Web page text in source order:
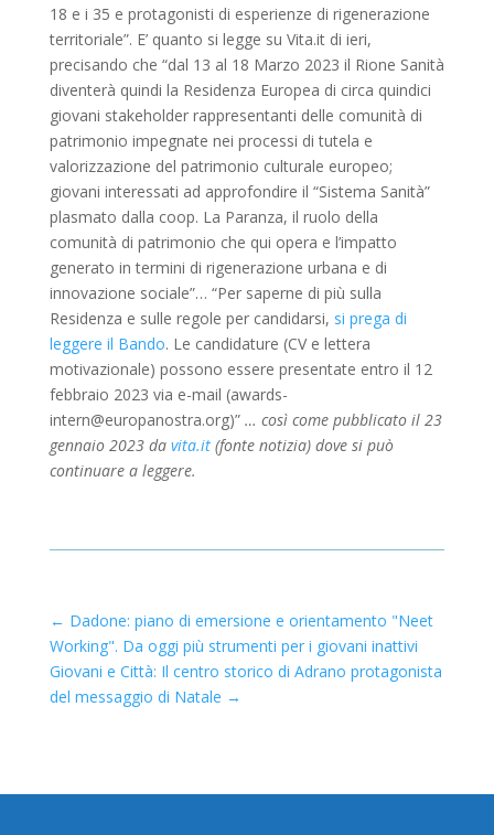
18 e i 35 e protagonisti di esperienze di rigenerazione
territoriale”. E’ quanto si legge su Vita.it di ieri,
precisando che “dal 13 al 18 Marzo 2023 il Rione Sanità
diventerà quindi la Residenza Europea di circa quindici
giovani stakeholder rappresentanti delle comunità di
patrimonio impegnate nei processi di tutela e
valorizzazione del patrimonio culturale europeo;
giovani interessati ad approfondire il “Sistema Sanità”
plasmato dalla coop. La Paranza, il ruolo della
comunità di patrimonio che qui opera e l’impatto
generato in termini di rigenerazione urbana e di
innovazione sociale”… “Per saperne di più sulla
Residenza e sulle regole per candidarsi, si prega di
leggere il Bando. Le candidature (CV e lettera
motivazionale) possono essere presentate entro il 12
febbraio 2023 via e-mail (awards-
intern@europanostra.org)” … così come pubblicato il 23
gennaio 2023 davita.it(fonte notizia) dove si può
continuare a leggere.
← Dadone: piano di emersione e orientamento "Neet
Working". Da oggi più strumenti per i giovani inattivi
Giovani e Città: Il centro storico di Adrano protagonista
del messaggio di Natale →